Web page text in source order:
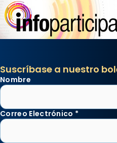
Suscríbase a nuestro
Nombre
Correo Electrónico *